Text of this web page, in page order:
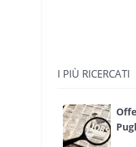
I PIÙ RICERCATI